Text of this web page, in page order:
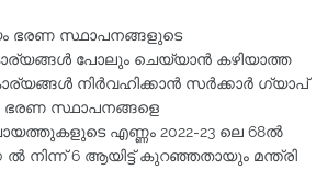
ഭരണ സ്ഥാപനങ്ങളുടെ
പോലും ചെയ്യാന്‍ കഴിയാത്ത
നിര്‍വഹിക്കാന്‍ സര്‍ക്കാര്‍ ഗ്യാപ്
ഭരണ സ്ഥാപനങ്ങളെ
എണ്ണം 2022-23 ലെ 68ല്‍
ല്‍ നിന്ന് 6 ആയിട്ട് കുറഞ്ഞതായും മന്ത്രി